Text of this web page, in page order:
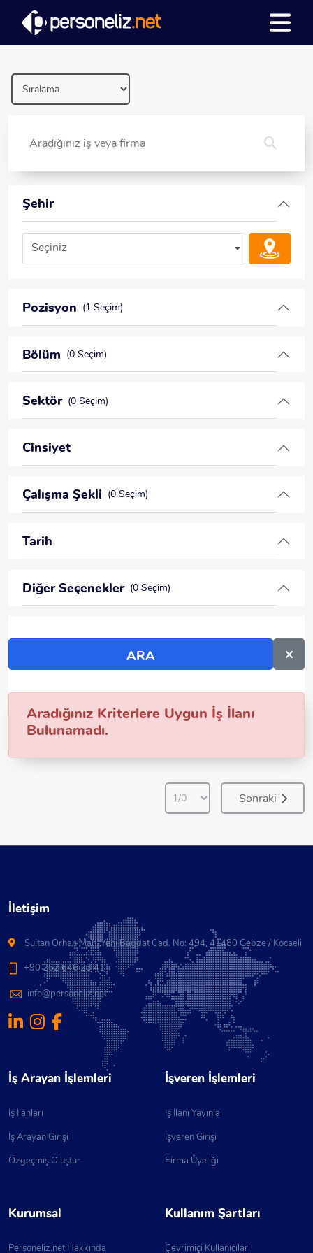
Şehir
Seçiniz
Pozisyon (1 Seçim)
Bölüm (0 Seçim)
Sektör (0 Seçim)
Cinsiyet
Çalışma Şekli (0 Seçim)
Tarih
Diğer Seçenekler (0 Seçim)
Aradığınız Kriterlere Uygun İş İlanı
Bulunamadı.
Sonraki
İletişim
Sultan Orhan Mah. Yeni Bağdat Cad. No: 494, 41480 Gebze / Kocaeli
+90 262 646 23 41
info@personeliz.net
İş Arayan İşlemleri
İş İlanları
İş Arayan Girişi
Özgeçmiş Oluştur
İşveren İşlemleri
İş İlanı Yayınla
İşveren Girişi
Firma Üyeliği
Kurumsal
Personeliz.net Hakkında
Kullanım Şartları
Çevrimiçi Kullanıcıları